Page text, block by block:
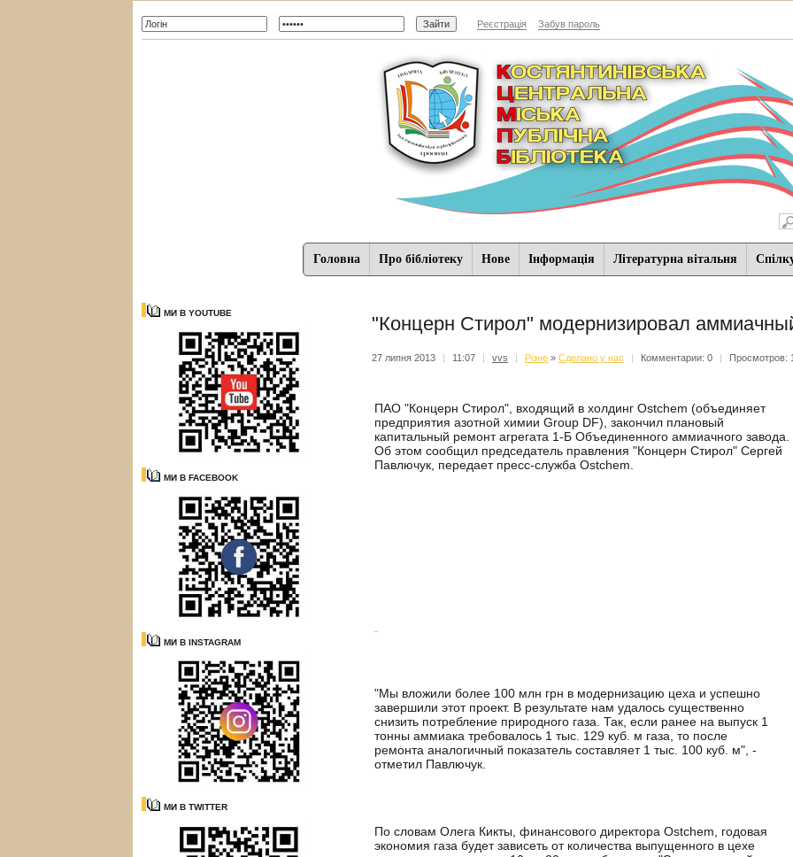
Реєстрація Забув пароль
Головна Про бібліотеку Нове Iнформацiя Літературна вітальня
МИ В YOUTUBE
МИ В FACEBOOK
МИ В INSTAGRAM
МИ В TWITTER
"Концерн Стирол" модернизировал
27 липня 2013 | 11:07 | vvs | Різне » Сделано у нас | Комментарии: 0 | Просмотров:
ПАО "Концерн Стирол", входящий в холдинг Ostchem (объединяет
предприятия азотной химии Group DF), закончил плановый
капитальный ремонт агрегата 1-Б Объединенного аммиачного завода.
Об этом сообщил председатель правления "Концерн Стирол" Сергей
Павлючук, передает пресс-служба Ostchem.
"Мы вложили более 100 млн грн в модернизацию цеха и успешно
завершили этот проект. В результате нам удалось существенно
снизить потребление природного газа. Так, если ранее на выпуск 1
тонны аммиака требовалось 1 тыс. 129 куб. м газа, то после
ремонта аналогичный показатель составляет 1 тыс. 100 куб. м", -
отметил Павлючук.
По словам Олега Кикты, финансового директора Ostchem, годовая
экономия газа будет зависеть от количества выпущенного в цехе